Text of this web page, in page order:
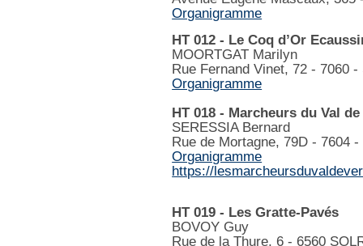
Organigramme
HT 012 - Le Coq d’Or
MOORTGAT Marilyn
Rue Fernand Vinet, 72 - 7060 -
Organigramme
HT 018 - Marcheurs du Val
SERESSIA Bernard
Rue de Mortagne, 79D - 7604
Organigramme
https://
HT 019 - Les Gratte-Pavés
BOVOY Guy
Rue de la Thure, 6 - 6560